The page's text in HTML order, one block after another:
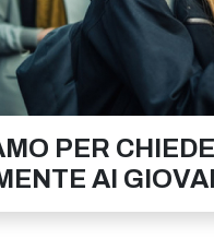
PER
AI